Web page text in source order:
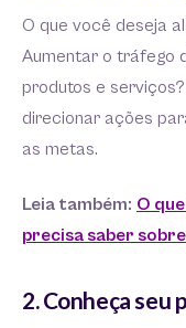
O que você deseja
Aumentar o tráfego
produtos e
direcionar ações
as metas.
Leia também: O
precisa saber
2. Conheça seu